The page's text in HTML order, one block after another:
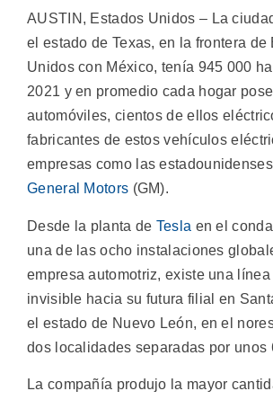
AUSTIN, Estados Unidos – La
el estado de Texas, en la frontera de
Unidos con México, tenía 945 000
2021 y en promedio cada hogar
automóviles, cientos de ellos
fabricantes de estos vehículos
empresas como las
General Motors (GM).
Desde la planta de Tesla en el
una de las ocho instalaciones
empresa automotriz, existe una
invisible hacia su futura filial en
el estado de Nuevo León, en el
dos localidades separadas por unos
La compañía produjo la mayor